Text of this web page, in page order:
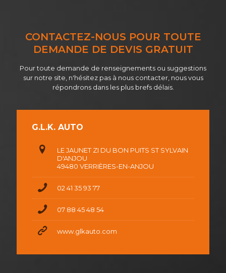
CONTACTEZ-NOUS POUR TOUTE
DEMANDE DE DEVIS GRATUIT
Pour toute demande de renseignements ou suggestions
sur notre site, n'hésitez pas à nous contacter, nous vous
répondrons dans les plus brefs délais.
G.L.K. AUTO
LE JAUNET ZI DU BON PUITS ST SYLVAIN
D'ANJOU
49480 VERRIÈRES-EN-ANJOU
02 41 35 93 77
07 88 45 48 54
www.glkauto.com